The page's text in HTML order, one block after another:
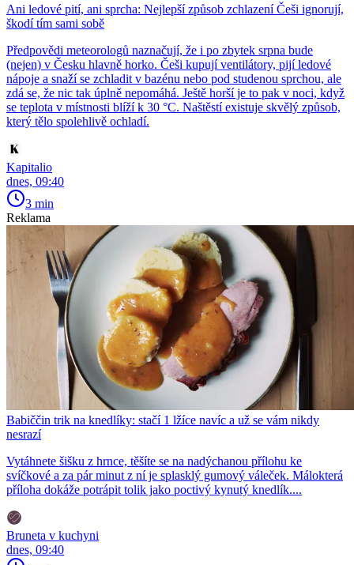
Ani ledové pití, ani sprcha: Nejlepší způsob zchlazení Češi ignorují,
škodí tím sami sobě
Předpovědi meteorologů naznačují, že i po zbytek srpna bude
(nejen) v Česku hlavně horko. Češi kupují ventilátory, pijí ledové
nápoje a snaží se zchladit v bazénu nebo pod studenou sprchou, ale
zdá se, že nic tak úplně nepomáhá. Ještě horší je to pak v noci, když
se teplota v místnosti blíží k 30 °C. Naštěstí existuje skvělý způsob,
který tělo spolehlivě ochladí.
Kapitalio
dnes, 09:40
3 min
Reklama
Babiččin trik na knedlíky: stačí 1 lžíce navíc a už se vám nikdy
nesrazí
Vytáhnete šišku z hrnce, těšíte se na nadýchanou přílohu ke
svíčkové a za pár minut z ní je splasklý gumový váleček. Málokterá
příloha dokáže potrápit tolik jako poctivý kynutý knedlík....
Bruneta v kuchyni
dnes, 09:40